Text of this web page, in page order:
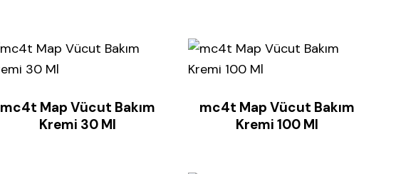
mc4t Map Vücut Bakım
Kremi 30 Ml
mc4t Map Vücut Bakım
Kremi 100 Ml